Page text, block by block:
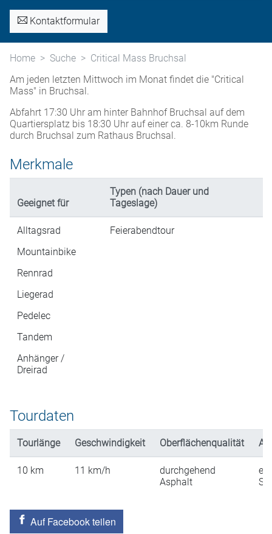
Kontaktformular
Home Suche
Critical Mass Bruchsal
Am jeden letzten Mittwoch im Monat findet die "Critical
Mass" in Bruchsal.
Abfahrt 17:30 Uhr am hinter Bahnhof Bruchsal auf dem
Quartiersplatz bis 18:30 Uhr auf einer ca. 8-10km Runde
durch Bruchsal zum Rathaus Bruchsal.
Merkmale
Geeignet für
Typen (nach Dauer und
Tageslage)
Alltagsrad
Mountainbike
Rennrad
Liegerad
Pedelec
Tandem
Anhänger /
Dreirad
Feierabendtour
Tourdaten
Tourlänge Geschwindigkeit Oberflächenqualität
10 km 11 km/h
durchgehend
Asphalt
Auf Facebook teilen